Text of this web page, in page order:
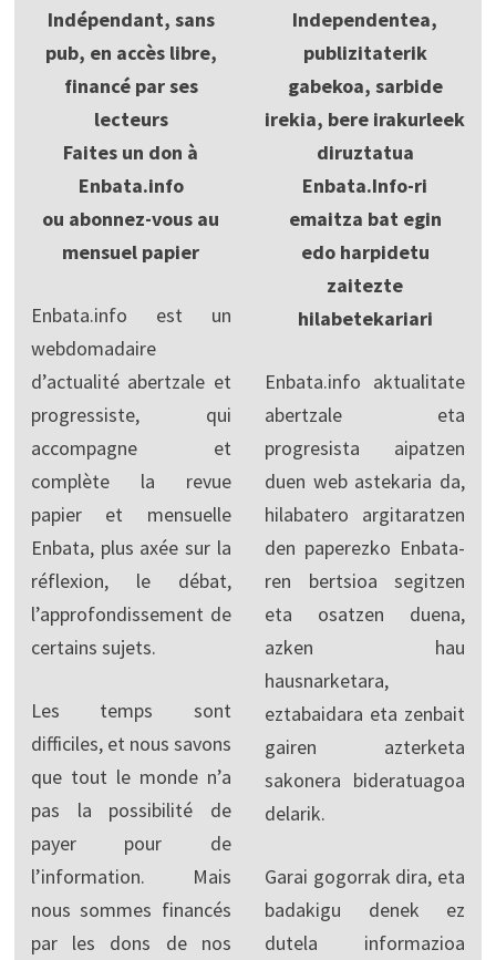
Indépendant, sans
pub, en accès libre,
financé par ses
lecteurs
Faites un don à
Enbata.info
ou abonnez-vous au
mensuel papier
Enbata.info est un
webdomadaire
d’actualité abertzale et
progressiste, qui
accompagne et
complète la revue
papier et mensuelle
Enbata, plus axée sur la
réflexion, le débat,
l’approfondissement de
certains sujets.
Les temps sont
difficiles, et nous savons
que tout le monde n’a
pas la possibilité de
payer pour de
l’information. Mais
nous sommes financés
par les dons de nos
Independentea,
publizitaterik
gabekoa, sarbide
irekia, bere irakurleek
diruztatua
Enbata.Info-ri
emaitza bat egin
edo harpidetu
zaitezte
hilabetekariari
Enbata.info aktualitate
abertzale eta
progresista aipatzen
duen web astekaria da,
hilabatero argitaratzen
den paperezko Enbata-
ren bertsioa segitzen
eta osatzen duena,
azken hau
hausnarketara,
eztabaidara eta zenbait
gairen azterketa
sakonera bideratuagoa
delarik.
Garai gogorrak dira, eta
badakigu denek ez
dutela informazioa